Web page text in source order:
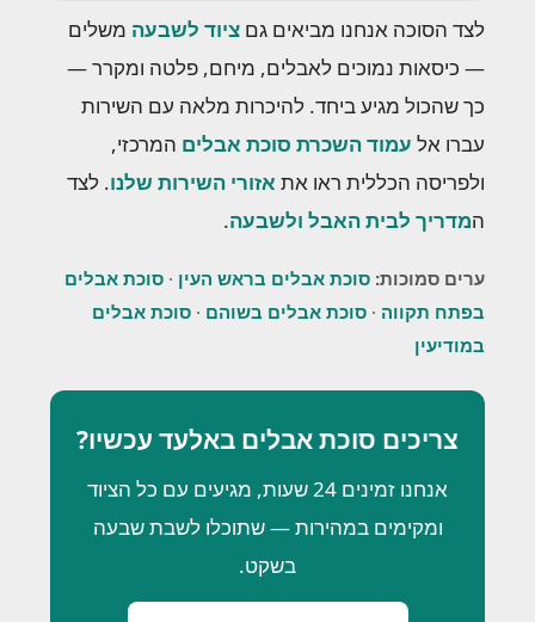
לצד הסוכה אנחנו מביאים גם ציוד לשבעה משלים
— כיסאות נמוכים לאבלים, מיחם, פלטה ומקרר —
כך שהכול מגיע ביחד. להיכרות מלאה עם השירות
עברו אל עמוד השכרת סוכת אבלים המרכזי,
ולפריסה הכללית ראו את אזורי השירות שלנו. לצד
המדריך לבית האבל ולשבעה.
ערים סמוכות: סוכת אבלים בראש העין · סוכת אבלים
בפתח תקווה · סוכת אבלים בשוהם · סוכת אבלים
במודיעין
צריכים סוכת אבלים באלעד עכשיו?
אנחנו זמינים 24 שעות, מגיעים עם כל הציוד
ומקימים במהירות — שתוכלו לשבת שבעה
בשקט.